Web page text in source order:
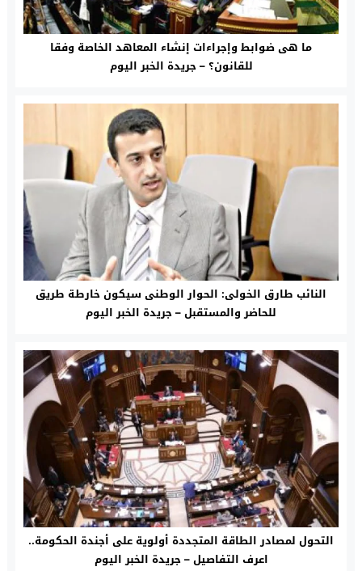
ما هى ضوابط وإجراءات إنشاء المعاهد الخاصة وفقا
للقانون؟ – جريدة الخبر اليوم
النائب طارق الخولى: الحوار الوطنى سيكون خارطة طريق
للحاضر والمستقبل – جريدة الخبر اليوم
التحول لمصادر الطاقة المتجددة أولوية على أجندة الحكومة..
اعرف التفاصيل – جريدة الخبر اليوم